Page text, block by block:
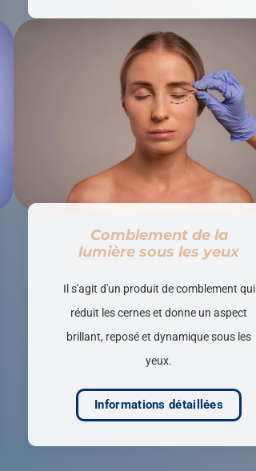
Comblement de la
lumière sous les yeux
Il s'agit d'un produit de comblement qui
réduit les cernes et donne un aspect
brillant, reposé et dynamique sous les
yeux.
Informations détaillées